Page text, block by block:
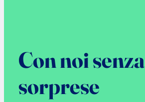
Con noi senza
sorprese